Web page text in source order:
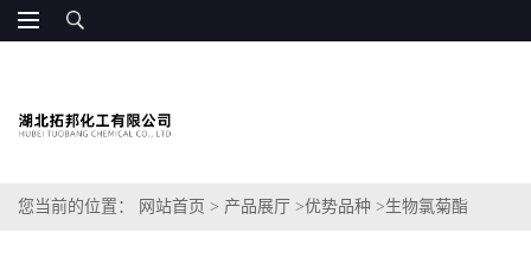
您当前的位置： 网站首页 > 产品展厅 >优势品种 >生物氯菊酯